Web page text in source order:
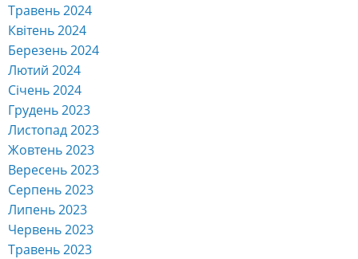
Травень 2024
Квітень 2024
Березень 2024
Лютий 2024
Січень 2024
Грудень 2023
Листопад 2023
Жовтень 2023
Вересень 2023
Серпень 2023
Липень 2023
Червень 2023
Травень 2023